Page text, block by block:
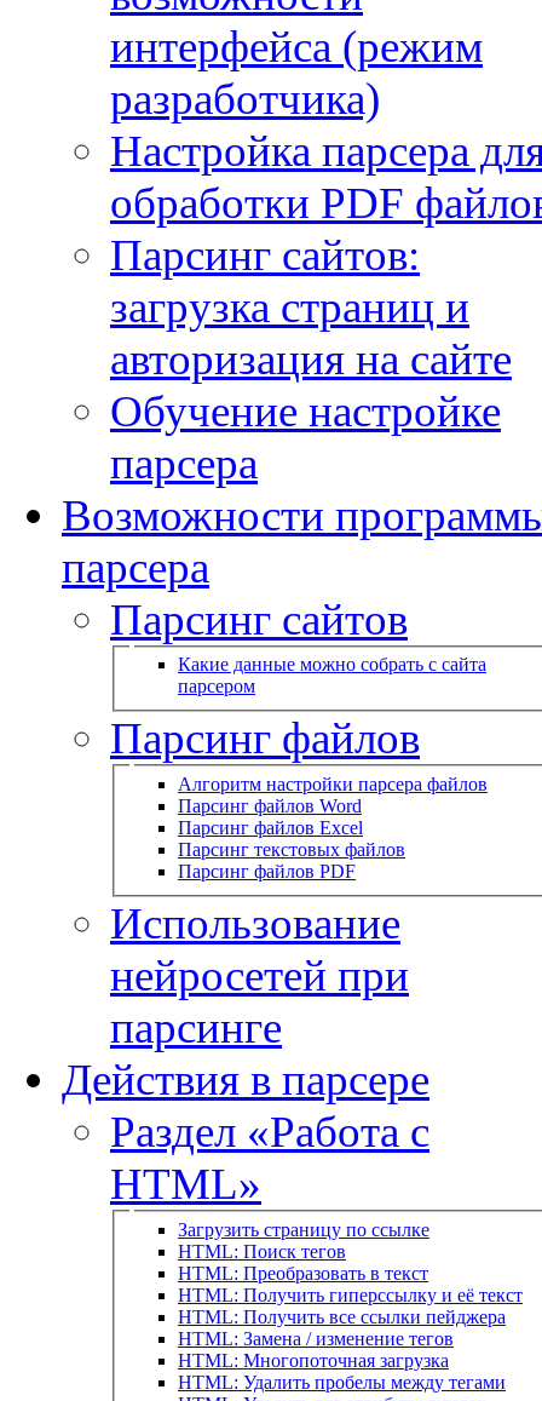
интерфейса (режим
разработчика)
Настройка парсера
обработки PDF
Парсинг сайтов:
загрузка страниц и
авторизация на сайте
Обучение настройке
парсера
Возможности
парсера
Парсинг сайтов
Какие данные можно собрать с сайта
парсером
Парсинг файлов
Алгоритм настройки парсера файлов
Парсинг файлов Word
Парсинг файлов Excel
Парсинг текстовых файлов
Парсинг файлов PDF
Использование
нейросетей при
парсинге
Действия в парсере
Раздел «Работа с
HTML»
Загрузить страницу по ссылке
HTML: Поиск тегов
HTML: Преобразовать в текст
HTML: Получить гиперссылку и её текст
HTML: Получить все ссылки пейджера
HTML: Замена / изменение тегов
HTML: Многопоточная загрузка
HTML: Удалить пробелы между тегами